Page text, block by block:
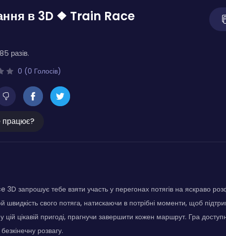
в 3D ❖ Train Race
разів.
0 (0 Голосів)
3D запрошує тебе взяти участь у перегонах потягів на яскраво
швидкість свого потяга, натискаючи в потрібні моменти, щоб
у цій цікавій пригоді, прагнучи завершити кожен маршрут. Гра
розвагу.